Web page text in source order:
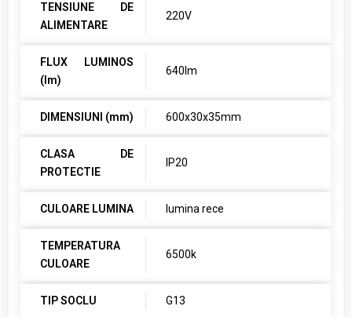
TENSIUNE DE
ALIMENTARE
220V
FLUX LUMINOS
(lm)
640lm
DIMENSIUNI (mm) 600x30x35mm
CLASA DE
PROTECTIE
IP20
CULOARE LUMINA lumina rece
TEMPERATURA
CULOARE
6500k
TIP SOCLU G13